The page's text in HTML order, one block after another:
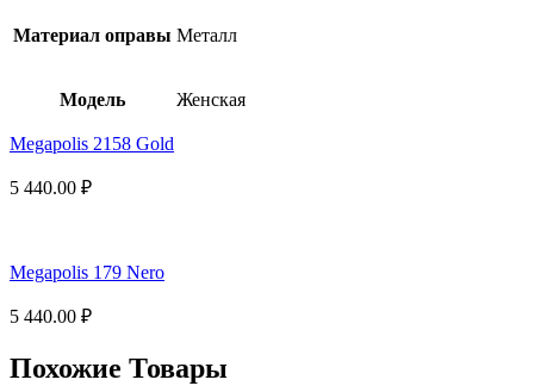
Материал оправы Металл
Модель Женская
Megapolis 2158 Gold
5 440.00 ₽
Megapolis 179 Nero
5 440.00 ₽
Похожие Товары